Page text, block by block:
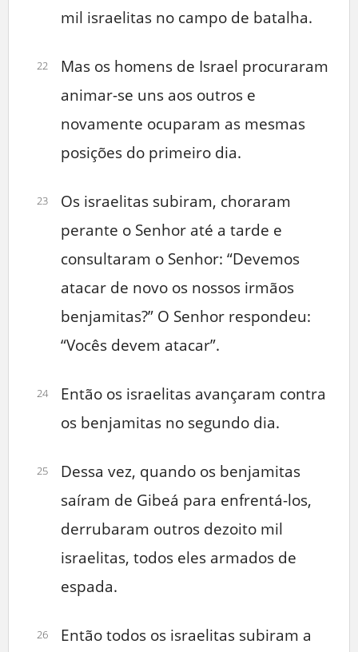
mil israelitas no campo de batalha.
22
Mas os homens de Israel procuraram
animar-se uns aos outros e
novamente ocuparam as mesmas
posições do primeiro dia.
23
Os israelitas subiram, choraram
perante o Senhor até a tarde e
consultaram o Senhor: “Devemos
atacar de novo os nossos irmãos
benjamitas?” O Senhor respondeu:
“Vocês devem atacar”.
24
Então os israelitas avançaram contra
os benjamitas no segundo dia.
25
Dessa vez, quando os benjamitas
saíram de Gibeá para enfrentá-los,
derrubaram outros dezoito mil
israelitas, todos eles armados de
espada.
26
Então todos os israelitas subiram a